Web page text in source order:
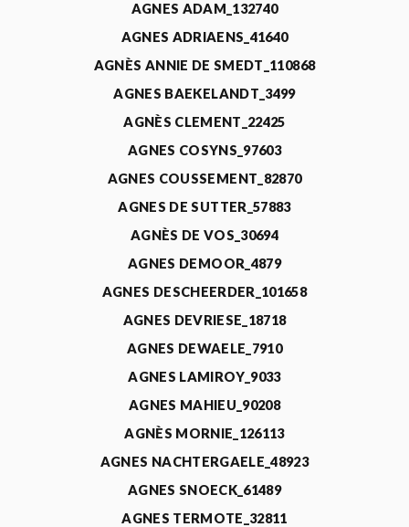
AGNES ADAM_132740
AGNES ADRIAENS_41640
AGNÈS ANNIE DE SMEDT_110868
AGNES BAEKELANDT_3499
AGNÈS CLEMENT_22425
AGNES COSYNS_97603
AGNES COUSSEMENT_82870
AGNES DE SUTTER_57883
AGNÈS DE VOS_30694
AGNES DEMOOR_4879
AGNES DESCHEERDER_101658
AGNES DEVRIESE_18718
AGNES DEWAELE_7910
AGNES LAMIROY_9033
AGNES MAHIEU_90208
AGNÈS MORNIE_126113
AGNES NACHTERGAELE_48923
AGNES SNOECK_61489
AGNES TERMOTE_32811